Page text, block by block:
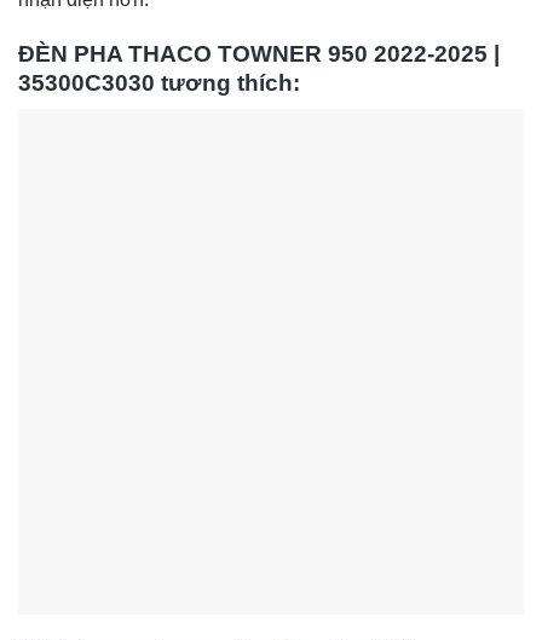
ĐÈN PHA THACO TOWNER 950 2022-2025 |
35300C3030 tương thích: